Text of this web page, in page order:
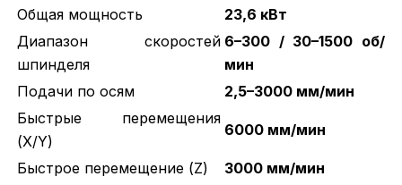
Общая мощность
23,6 кВт
Диапазон скоростей
шпинделя
6–300 / 30–1500 об/
мин
Подачи по осям
2,5–3000 мм/мин
Быстрые перемещения
(X/Y)
6000 мм/мин
Быстрое перемещение (Z) 3000 мм/мин